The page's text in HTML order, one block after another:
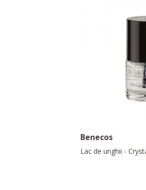
Benecos
Lac de unghii -